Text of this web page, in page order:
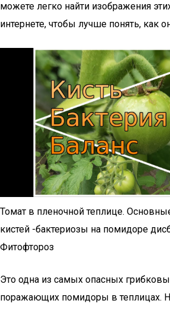
можете легко найти изображения
интернете, чтобы лучше понять, как
Томат в пленочной теплице.
кистей -бактериозы на помидоре
Фитофтороз
Это одна из самых опасных
поражающих помидоры в теплицах.